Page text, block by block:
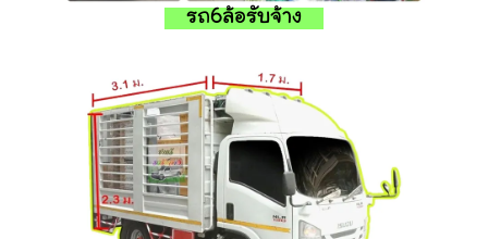
รถ6ล้อรับจ้าง